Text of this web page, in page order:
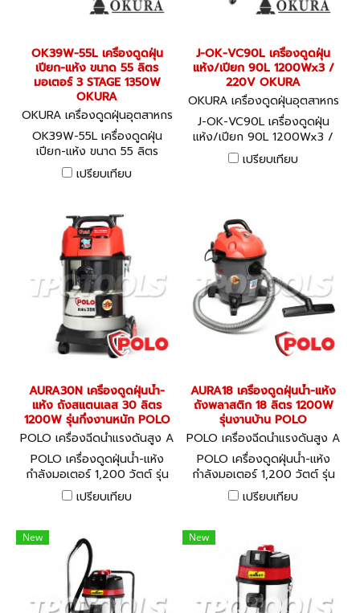
OK39W-55L เครื่องดูดฝุ่น
เปียก-แห้ง ขนาด 55 ลิตร
มอเตอร์ 3 STAGE 1350W
OKURA
OKURA เครื่องดูดฝุ่นอุตสาหกร
รม OK39W-55L
OK39W-55L เครื่องดูดฝุ่น
เปียก-แห้ง ขนาด 55 ลิตร
มอเตอร์ 3 STAGE 1350W
OKURA
เปรียบเทียบ
J-OK-VC90L เครื่องดูดฝุ่น
แห้ง/เปียก 90L 1200Wx3 /
220V OKURA
OKURA เครื่องดูดฝุ่นอุตสาหกร
รม J-OK-VC90L
J-OK-VC90L เครื่องดูดฝุ่น
แห้ง/เปียก 90L 1200Wx3 /
220V OKURA
เปรียบเทียบ
AURA30N เครื่องดูดฝุ่นน้ำ-
แห้ง ถังสแตนเลส 30 ลิตร
1200W รุ่นกึ่งงานหนัก POLO
POLO เครื่องฉีดน้ำแรงดันสูง A
URA30N
POLO เครื่องดูดฝุ่นน้ำ-แห้ง
กำลังมอเตอร์ 1,200 วัตต์ รุ่น
AURA-30N ใส้กรอง Filter
Basket ความจุถัง 30 ลิตร
ระบบ Self Cleaning System
(โปโล)
เปรียบเทียบ
AURA18 เครื่องดูดฝุ่นน้ำ-แห้ง
ถังพลาสติก 18 ลิตร 1200W
รุ่นงานบ้าน POLO
POLO เครื่องฉีดน้ำแรงดันสูง A
URA18
POLO เครื่องดูดฝุ่นน้ำ-แห้ง
กำลังมอเตอร์ 1,200 วัตต์ รุ่น
AURA-18 ใส้กรออง HEPA
ความจุถัง 18 ลิตร แรงดูด 160
เปรียบเทียบ
New New